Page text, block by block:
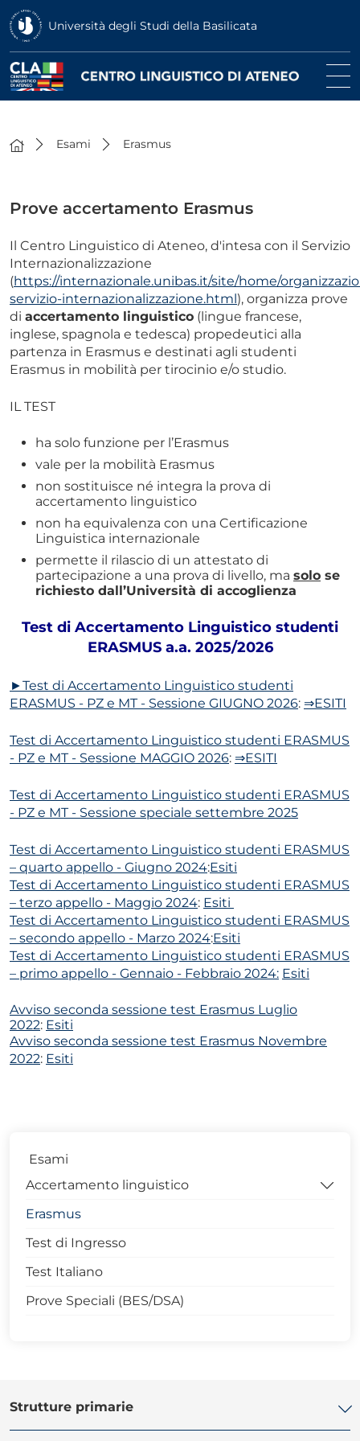
Università degli Studi della Basilicata
Esami Erasmus
Prove accertamento Erasmus
Il Centro Linguistico di Ateneo, d'intesa con il Servizio
Internazionalizzazione
(https://internazionale.unibas.it/site/home/
servizio-internazionalizzazione.html ), organizza prove
di accertamento linguistico (lingue francese,
inglese, spagnola e tedesca) propedeutici alla
partenza in Erasmus e destinati agli studenti
Erasmus in mobilità per tirocinio e/o studio.
IL TEST
ha solo funzione per l’Erasmus
vale per la mobilità Erasmus
non sostituisce né integra la prova di
accertamento linguistico
non ha equivalenza con una Certificazione
Linguistica internazionale
permette il rilascio di un attestato di
partecipazione a una prova di livello, ma solo se
richiesto dall’Università di accoglienza
Test di Accertamento Linguistico studenti
ERASMUS a.a. 2025/2026
►Test di Accertamento Linguistico studenti
ERASMUS - PZ e MT - Sessione GIUGNO 2026: ⇒ESITI
Test di Accertamento Linguistico studenti ERASMUS
- PZ e MT - Sessione MAGGIO 2026: ⇒ESITI
Test di Accertamento Linguistico studenti ERASMUS
- PZ e MT - Sessione speciale settembre 2025
Test di Accertamento Linguistico studenti ERASMUS
– quarto appello - Giugno 2024:Esiti
Test di Accertamento Linguistico studenti ERASMUS
– terzo appello - Maggio 2024: Esiti
Test di Accertamento Linguistico studenti ERASMUS
– secondo appello - Marzo 2024:Esiti
Test di Accertamento Linguistico studenti ERASMUS
– primo appello - Gennaio - Febbraio 2024: Esiti
Avviso seconda sessione test Erasmus Luglio
2022: Esiti
Avviso seconda sessione test Erasmus Novembre
2022: Esiti
Esami
Accertamento linguistico
Accertamento Linguistico 2025
Esiti esami
Erasmus
Test di Ingresso
Test Italiano
Prove Speciali (BES/DSA)
Strutture primarie